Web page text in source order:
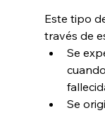
Este tipo
través de
Se
Se